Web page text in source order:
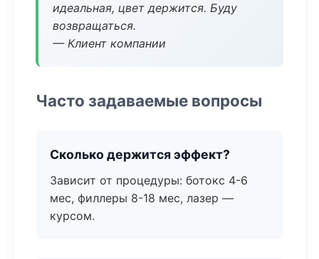
идеальная, цвет держится. Буду
возвращаться.
— Клиент компании
Часто задаваемые вопросы
Сколько держится эффект?
Зависит от процедуры: ботокс 4-6
мес, филлеры 8-18 мес, лазер —
курсом.